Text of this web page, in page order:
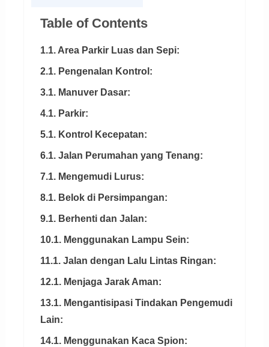
Table of Contents
1.1. Area Parkir Luas dan Sepi:
2.1. Pengenalan Kontrol:
3.1. Manuver Dasar:
4.1. Parkir:
5.1. Kontrol Kecepatan:
6.1. Jalan Perumahan yang Tenang:
7.1. Mengemudi Lurus:
8.1. Belok di Persimpangan:
9.1. Berhenti dan Jalan:
10.1. Menggunakan Lampu Sein:
11.1. Jalan dengan Lalu Lintas Ringan:
12.1. Menjaga Jarak Aman:
13.1. Mengantisipasi Tindakan Pengemudi
Lain:
14.1. Menggunakan Kaca Spion: